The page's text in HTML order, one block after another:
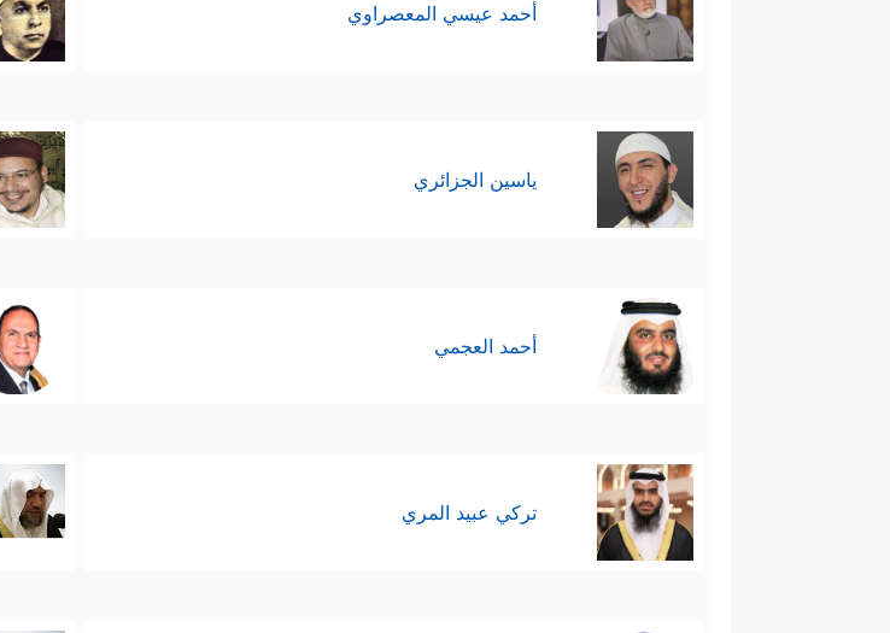
أحمد عيسي المعصراوي
ياسين الجزائري
أحمد العجمي
تركي عبيد المري